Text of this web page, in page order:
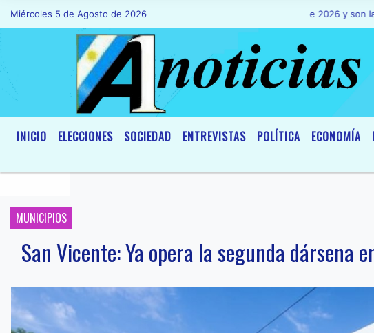
Miércoles 5 de Agosto de 2026Hoy es Miércoles 5 de Agosto de 2026 y son las 23:20
INICIO ELECCIONES SOCIEDAD ENTREVISTAS POLÍTICA ECONOMÍA
MUNICIPIOS
San Vicente: Ya opera la segunda dársena